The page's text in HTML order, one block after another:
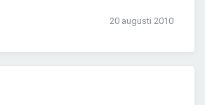
20 augusti 2010